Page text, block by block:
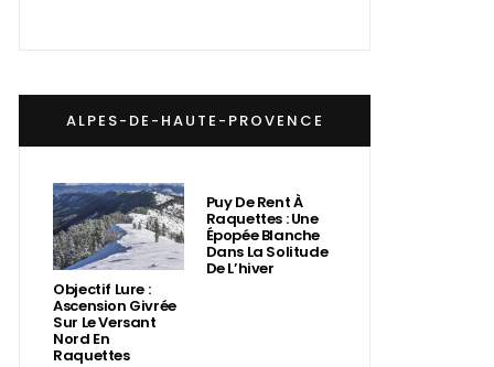
ALPES-DE-HAUTE-PROVENCE
Objectif Lure :
Ascension Givrée
Sur Le Versant
Nord En
Raquettes
Puy De Rent À
Raquettes : Une
Épopée Blanche
Dans La Solitude
De L’hiver